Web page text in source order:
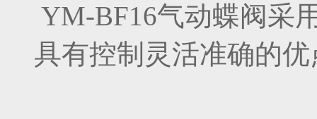
YM-BF16气动蝶阀采
具有控制灵活准确的优